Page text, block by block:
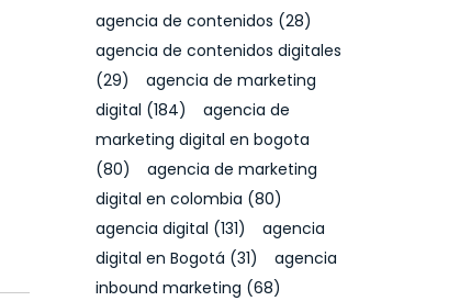
agencia de contenidos (28)
agencia de contenidos digitales
(29)
agencia de marketing
digital (184)
agencia de
marketing digital en bogota
(80)
agencia de marketing
digital en colombia (80)
agencia digital (131)
agencia
digital en Bogotá (31)
agencia
inbound marketing (68)